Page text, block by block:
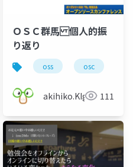
ＯＳＣ群馬 個人的振
り返り
oss osc
akihiko.KIgure 111